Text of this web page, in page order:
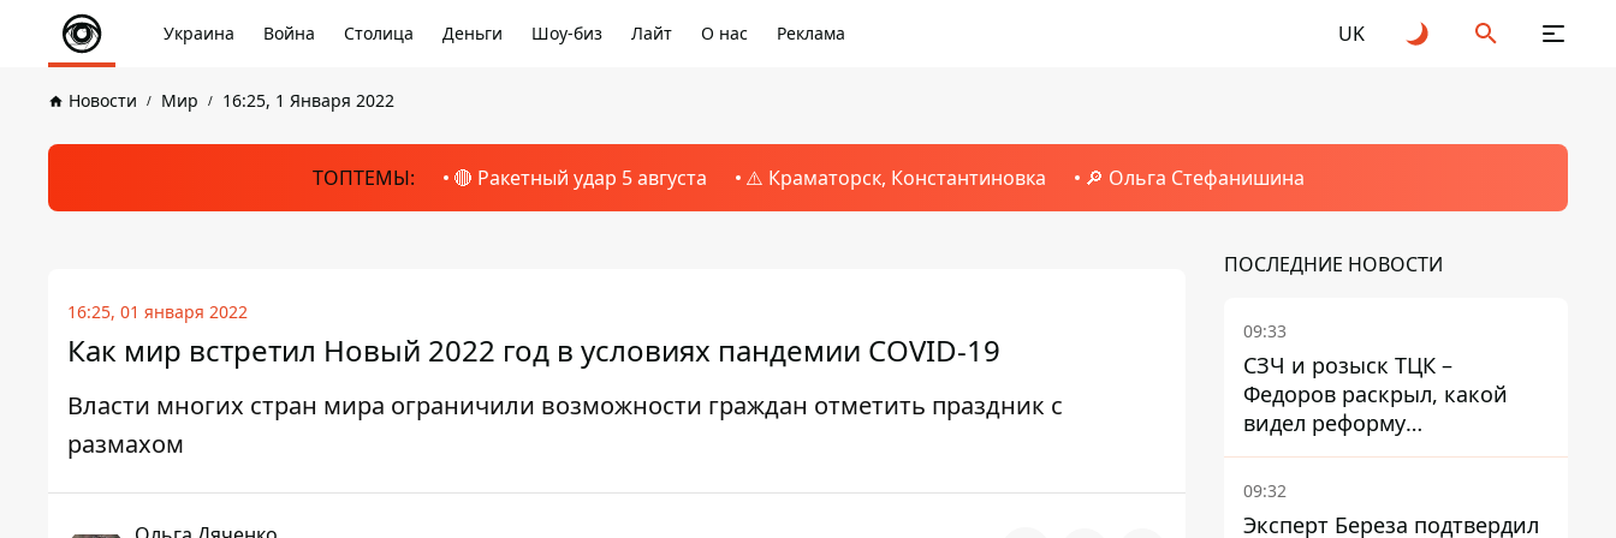
Украина Война Столица Деньги Шоу-биз Лайт О нас Реклама UK
Новости Мир 16:25, 1 Января 2022
ТОПТЕМЫ: 🔴 Ракетный удар 5 августа ⚠️ Краматорск, Константиновка 🔎 Ольга Стефанишина
16:25, 01 января 2022
Как мир встретил Новый 2022 год в условиях пандемии COVID-19
Власти многих стран мира ограничили возможности граждан отметить праздник с
размахом
ПОСЛЕДНИЕ НОВОСТИ
09:33
СЗЧ и розыск ТЦК –
Федоров раскрыл, какой
видел реформу
мобилизации
09:32
Эксперт Береза ​​подтвердил